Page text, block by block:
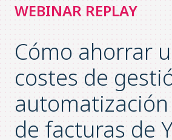
WEBINAR REPLAY
Cómo ahorrar
costes de
de facturas de